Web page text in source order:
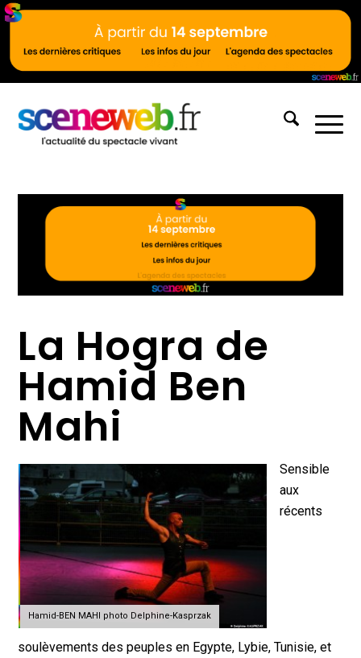
La Hogra de
Hamid Ben
Mahi
Hamid-BEN MAHI photo Delphine-Kasprzak
Sensible
aux
récents
soulèvements des peuples en Egypte, Lybie, Tunisie, et